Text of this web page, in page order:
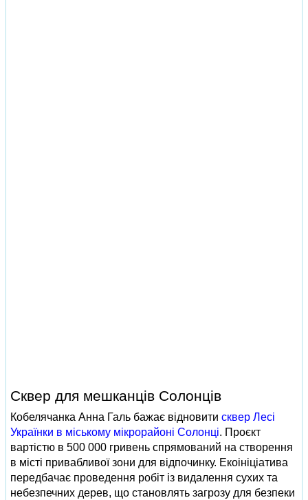
Сквер для мешканців Солонців
Кобелячанка Анна Галь бажає відновити сквер Лесі
Українки в міському мікрорайоні Солонці. Проєкт
вартістю в 500 000 гривень спрямований на створення
в місті привабливої зони для відпочинку. Екоініціатива
передбачає проведення робіт із видалення сухих та
небезпечних дерев, що становлять загрозу для безпеки